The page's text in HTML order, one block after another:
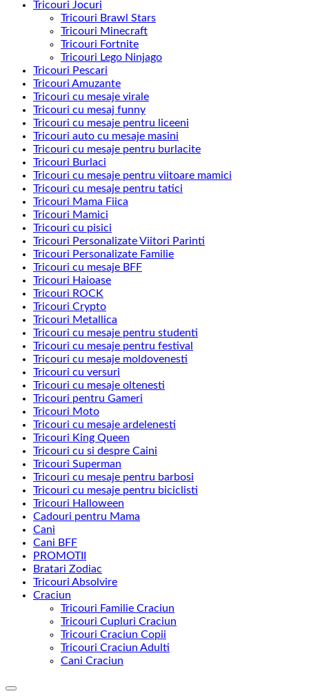
Tricouri Jocuri
Tricouri Brawl Stars
Tricouri Minecraft
Tricouri Fortnite
Tricouri Lego Ninjago
Tricouri Pescari
Tricouri Amuzante
Tricouri cu mesaje virale
Tricouri cu mesaj funny
Tricouri cu mesaje pentru liceeni
Tricouri auto cu mesaje masini
Tricouri cu mesaje pentru burlacite
Tricouri Burlaci
Tricouri cu mesaje pentru viitoare mamici
Tricouri cu mesaje pentru tatici
Tricouri Mama Fiica
Tricouri Mamici
Tricouri cu pisici
Tricouri Personalizate Viitori Parinti
Tricouri Personalizate Familie
Tricouri cu mesaje BFF
Tricouri Haioase
Tricouri ROCK
Tricouri Crypto
Tricouri Metallica
Tricouri cu mesaje pentru studenti
Tricouri cu mesaje pentru festival
Tricouri cu mesaje moldovenesti
Tricouri cu versuri
Tricouri cu mesaje oltenesti
Tricouri pentru Gameri
Tricouri Moto
Tricouri cu mesaje ardelenesti
Tricouri King Queen
Tricouri cu si despre Caini
Tricouri Superman
Tricouri cu mesaje pentru barbosi
Tricouri cu mesaje pentru biciclisti
Tricouri Halloween
Cadouri pentru Mama
Cani
Cani BFF
PROMOTII
Bratari Zodiac
Tricouri Absolvire
Craciun
Tricouri Familie Craciun
Tricouri Cupluri Craciun
Tricouri Craciun Copii
Tricouri Craciun Adulti
Cani Craciun